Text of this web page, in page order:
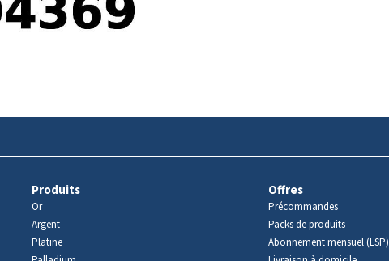
Produits
Or
Argent
Platine
Offres
Précommandes
Packs de produits
Abonnement mensuel (LSP)